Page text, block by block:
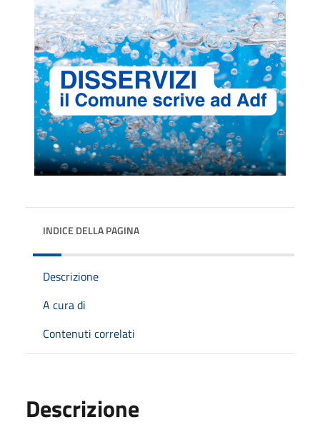
INDICE DELLA PAGINA
Descrizione
A cura di
Contenuti correlati
Descrizione